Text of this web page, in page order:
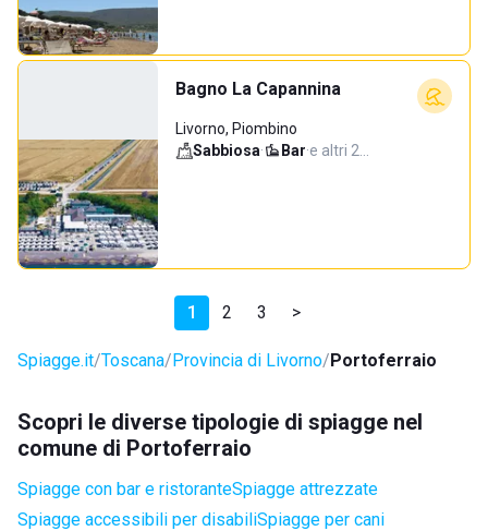
Bagno La Capannina
Livorno, Piombino
Sabbiosa· Bar·e altri 2…
1 2 3 >
Spiagge.it Toscana Provincia di Livorno Portoferraio
Scopri le diverse tipologie di spiagge nel
comune di Portoferraio
Spiagge con bar e ristoranteSpiagge attrezzate
Spiagge accessibili per disabiliSpiagge per cani